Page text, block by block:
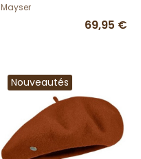
Mayser
69,95 €
Nouveautés